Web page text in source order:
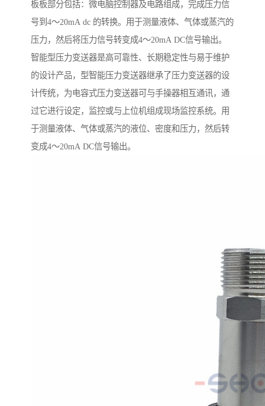
板板部分包括：微电脑控制器及电路组成，完成压力信
号到4～20mA dc 的转换。用于测量液体、气体或蒸汽的
压力，然后将压力信号转变成4～20mA DC信号输出。
智能型压力变送器是高可靠性、长期稳定性与易于维护
的设计产品，型智能压力变送器继承了压力变送器的设
计传统，为电容式压力变送器可与手操器相互通讯，通
过它进行设定，监控或与上位机组成现场监控系统。用
于测量液体、气体或蒸汽的液位、密度和压力，然后转
变成4～20mA DC信号输出。